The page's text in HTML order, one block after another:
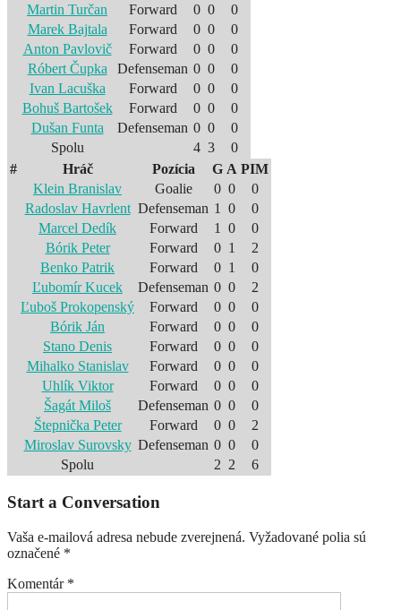
Martin Turčan
Forward 0 0
0
Marek Bajtala
Forward 0 0
0
Anton Pavlovič
Forward 0 0
0
Róbert Čupka
Defenseman 0 0
0
Ivan Lacuška
Forward 0 0
0
Bohuš Bartošek
Forward 0 0
0
Dušan Funta
Defenseman 0 0
0
Spolu
4 3
0
#
Hráč Pozícia G A PIM
Klein Branislav
Goalie 0 0
0
Radoslav Havrlent Defenseman 1 0
0
Marcel Dedík
Forward 1 0
0
Bórik Peter
Forward 0 1
2
Benko Patrik
Forward 0 1
0
Ľubomír Kucek
Defenseman 0 0
2
Ľuboš Prokopenský
Forward 0 0
0
Bórik Ján
Forward 0 0
0
Stano Denis
Forward 0 0
0
Mihalko Stanislav
Forward 0 0
0
Uhlík Viktor
Forward 0 0
0
Šagát Miloš
Defenseman 0 0
0
Štepnička Peter
Forward 0 0
2
Miroslav Surovsky Defenseman 0 0
0
Spolu
2 2 6
Start a Conversation
Vaša e-mailová adresa nebude zverejnená. Vyžadované polia sú
označené *
Komentár *